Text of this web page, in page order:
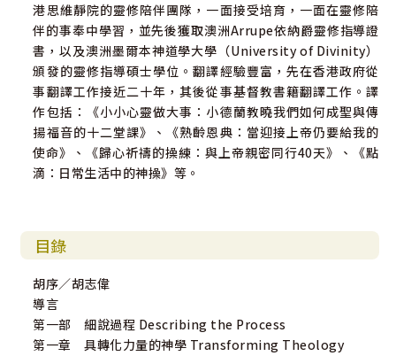
港思維靜院的靈修陪伴團隊，一面接受培育，一面在靈修陪
伴的事奉中學習，並先後獲取澳洲Arrupe依納爵靈修指導證
書，以及澳洲墨爾本神道學大學（University of Divinity）
頒發的靈修指導碩士學位。翻譯經驗豐富，先在香港政府從
事翻譯工作接近二十年，其後從事基督教書籍翻譯工作。譯
作包括：《小小心靈做大事：小德蘭教曉我們如何成聖與傳
揚福音的十二堂課》、《熟齡恩典：當迎接上帝仍要給我的
使命》、《歸心祈禱的操練：與上帝親密同行40天》、《點
滴：日常生活中的神操》等。
目錄
胡序／胡志偉
導言
第一部 細說過程 Describing the Process
第一章 具轉化力量的神學 Transforming Theology